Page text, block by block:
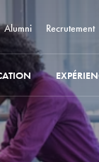
Alumni Recrutement